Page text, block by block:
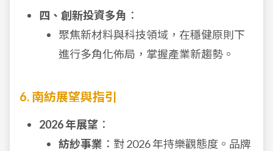
四、創新投資多角 ：
聚焦新材料與科技領域，在穩健原則下
進行多角化佈局，掌握產業新趨勢。
6. 南紡展望與指引
2026 年展望 ：
紡紗事業 ：對 2026 年持樂觀態度。品牌